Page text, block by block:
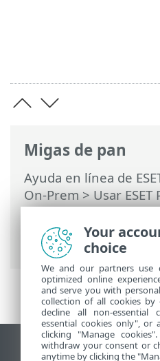
Migas de pan
Ayuda en línea de
On-Prem>Usar ESET
>ESET PROTECT
Tareas >Tareas de
Instalación de software
Ver sitio del escritorio
Your
choice
We and our partners
optimized online
and serve you with
collection of all cookies by
decline all non-essential
essential cookies only", or
clicking "Manage
withdraw your consent or
anytime by clicking the